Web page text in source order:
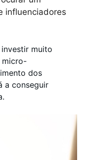
influenciadores
muito
micro-
dos
a conseguir